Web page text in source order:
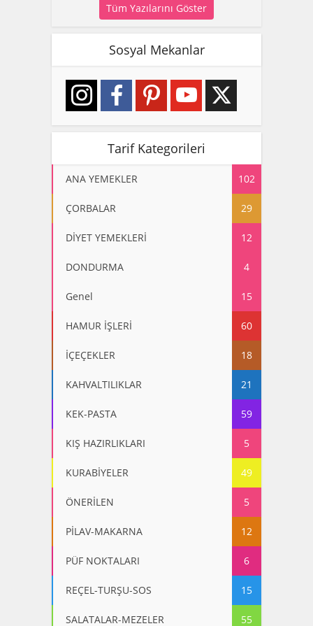
Tüm Yazılarını Göster
Sosyal Mekanlar
Tarif Kategorileri
ANA YEMEKLER 102
ÇORBALAR 29
DİYET YEMEKLERİ 12
DONDURMA 4
Genel 15
HAMUR İŞLERİ 60
İÇEÇEKLER 18
KAHVALTILIKLAR 21
KEK-PASTA 59
KIŞ HAZIRLIKLARI 5
KURABİYELER 49
ÖNERİLEN 5
PİLAV-MAKARNA 12
PÜF NOKTALARI 6
REÇEL-TURŞU-SOS 15
SALATALAR-MEZELER 55